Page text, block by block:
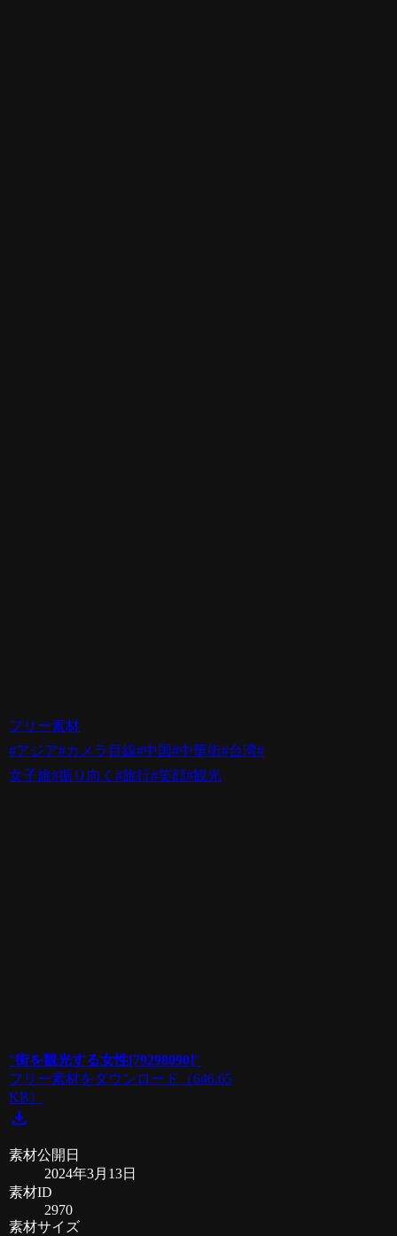
フリー素材
#アジア#カメラ目線#中国#中華街#台湾#
女子旅#振り向く#旅行#笑顔#観光
"街を観光する女性[79298090]"
フリー素材をダウンロード
（646.65
KB）
download
素材公開日
2024年3月13日
素材ID
2970
素材サイズ